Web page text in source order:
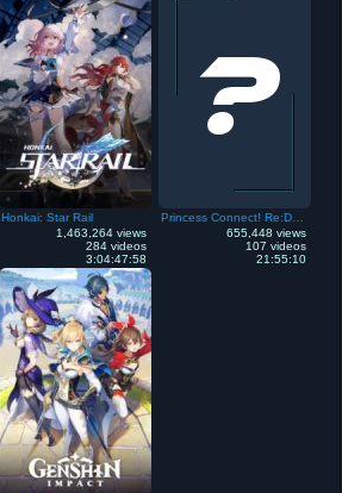
Honkai: Star Rail
1,463,264 views
284 videos
3:04:47:58
655,448 views
107 videos
21:55:10